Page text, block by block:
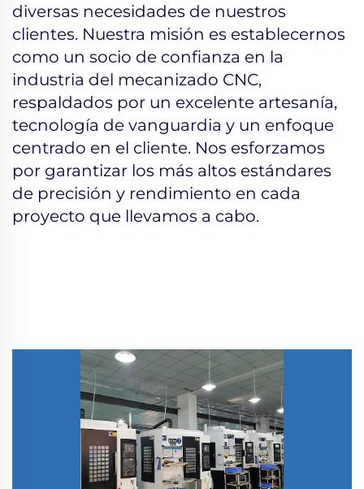
diversas necesidades de nuestros
clientes. Nuestra misión es establecernos
como un socio de confianza en la
industria del mecanizado CNC,
respaldados por un excelente artesanía,
tecnología de vanguardia y un enfoque
centrado en el cliente. Nos esforzamos
por garantizar los más altos estándares
de precisión y rendimiento en cada
proyecto que llevamos a cabo.